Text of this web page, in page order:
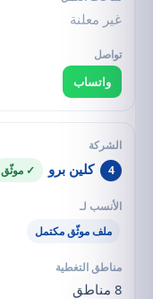
غير معلنة
واتساب
4 كلين برو ✓ موثّق
ملف موثّق مكتمل
8 مناطق